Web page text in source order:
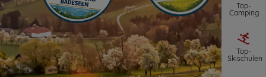
Top-
Camping
Top-
Skischulen